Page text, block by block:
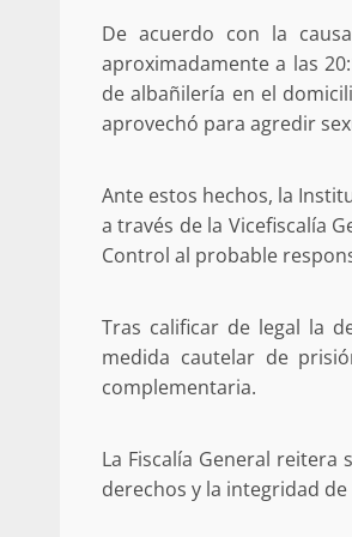
De acuerdo con la
aproximadamente a las
de albañilería en el
aprovechó para agredir
Ante estos hechos, la
a través de la Vicefiscalía
Control al probable
Tras calificar de legal la
medida cautelar de
complementaria.
La Fiscalía General
derechos y la integridad
Catalina
10 marzo
Se